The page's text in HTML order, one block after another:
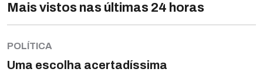
Mais vistos nas últimas 24 horas
POLÍTICA
Uma escolha acertadíssima